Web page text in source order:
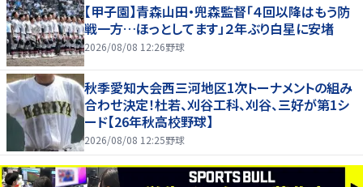
【甲子園】青森山田・兜森監督「４回以降はもう防
戦一方…ほっとしてます」２年ぶり白星に安堵
2026/08/08 12:26野球
秋季愛知大会西三河地区1次トーナメントの組み
合わせ決定！杜若、刈谷工科、刈谷、三好が第1シ
ード【26年秋高校野球】
2026/08/08 12:25野球